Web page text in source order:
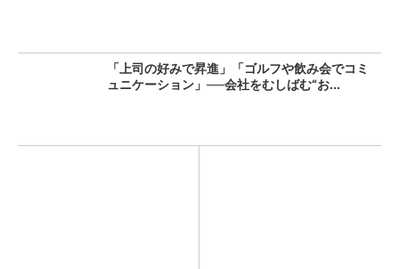
「上司の好みで昇進」「ゴルフや飲み会でコミ
ュニケーション」──会社をむしばむ“お...